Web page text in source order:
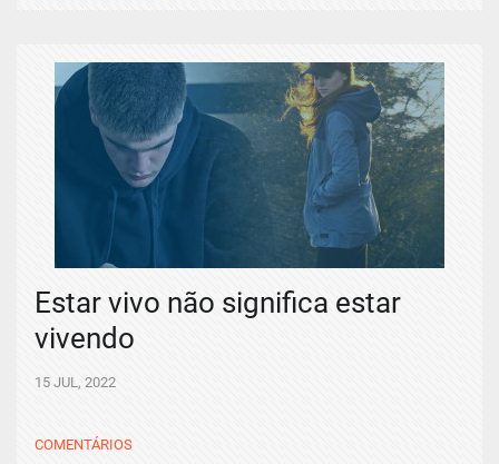
Estar vivo não significa estar
vivendo
15 JUL, 2022
COMENTÁRIOS